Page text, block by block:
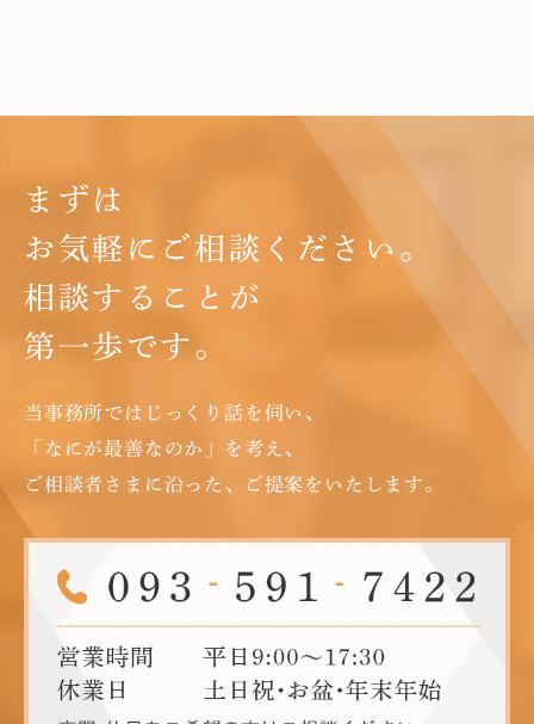
まずは
お気軽にご相談ください。
相談することが
第一歩です。
当事務所ではじっくり話を伺い、
「なにが最善なのか」を考え、
ご相談者さまに沿った、ご提案をいたします。